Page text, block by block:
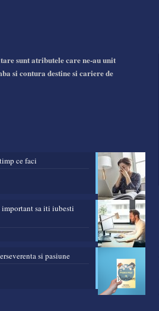
sunt atributele care ne-au unit
si contura destine si cariere de
ce faci
important sa iti iubesti
si pasiune